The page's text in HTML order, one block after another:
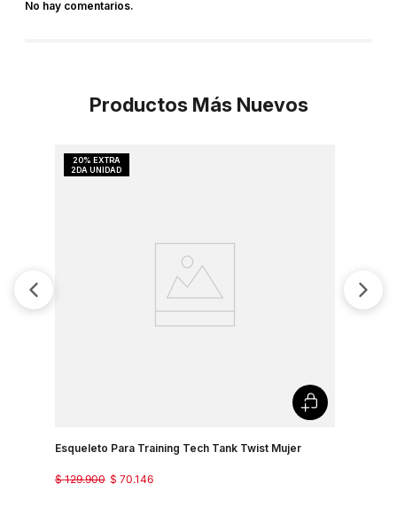
No hay comentarios.
Productos Más Nuevos
Esqueleto Para Training Tech Tank Twist Mujer
$ 70.146
$ 129.900